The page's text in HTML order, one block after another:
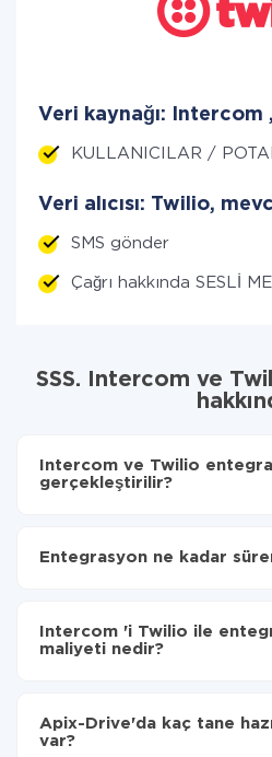
Veri kaynağı:
KULLANICILAR /
Veri alıcısı: Twilio,
SMS gönder
Çağrı hakkında SESLİ
SSS. Intercom ve
Intercom ve Twilio
gerçekleştirilir?
seçin
aktarılacaktır.
Entegrasyon ne kadar
olarak, 10-15 dakika sürer.
Intercom 'i Twilio ile
maliyeti nedir?
Hizmetimiz aracılığıyla
diğerine aktarılan veri miktarı
Apix-Drive'da kaç tane
var?